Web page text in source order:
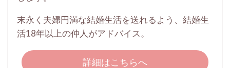
末永く夫婦円満な結婚生活を送れるよう、結婚生
活18年以上の仲人がアドバイス。
詳細はこちらへ